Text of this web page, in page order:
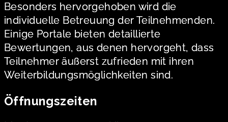
Besonders hervorgehoben wird die
individuelle Betreuung der Teilnehmenden.
Einige Portale bieten detaillierte
Bewertungen, aus denen hervorgeht, dass
Teilnehmer äußerst zufrieden mit ihren
Weiterbildungsmöglichkeiten sind.
Öffnungszeiten